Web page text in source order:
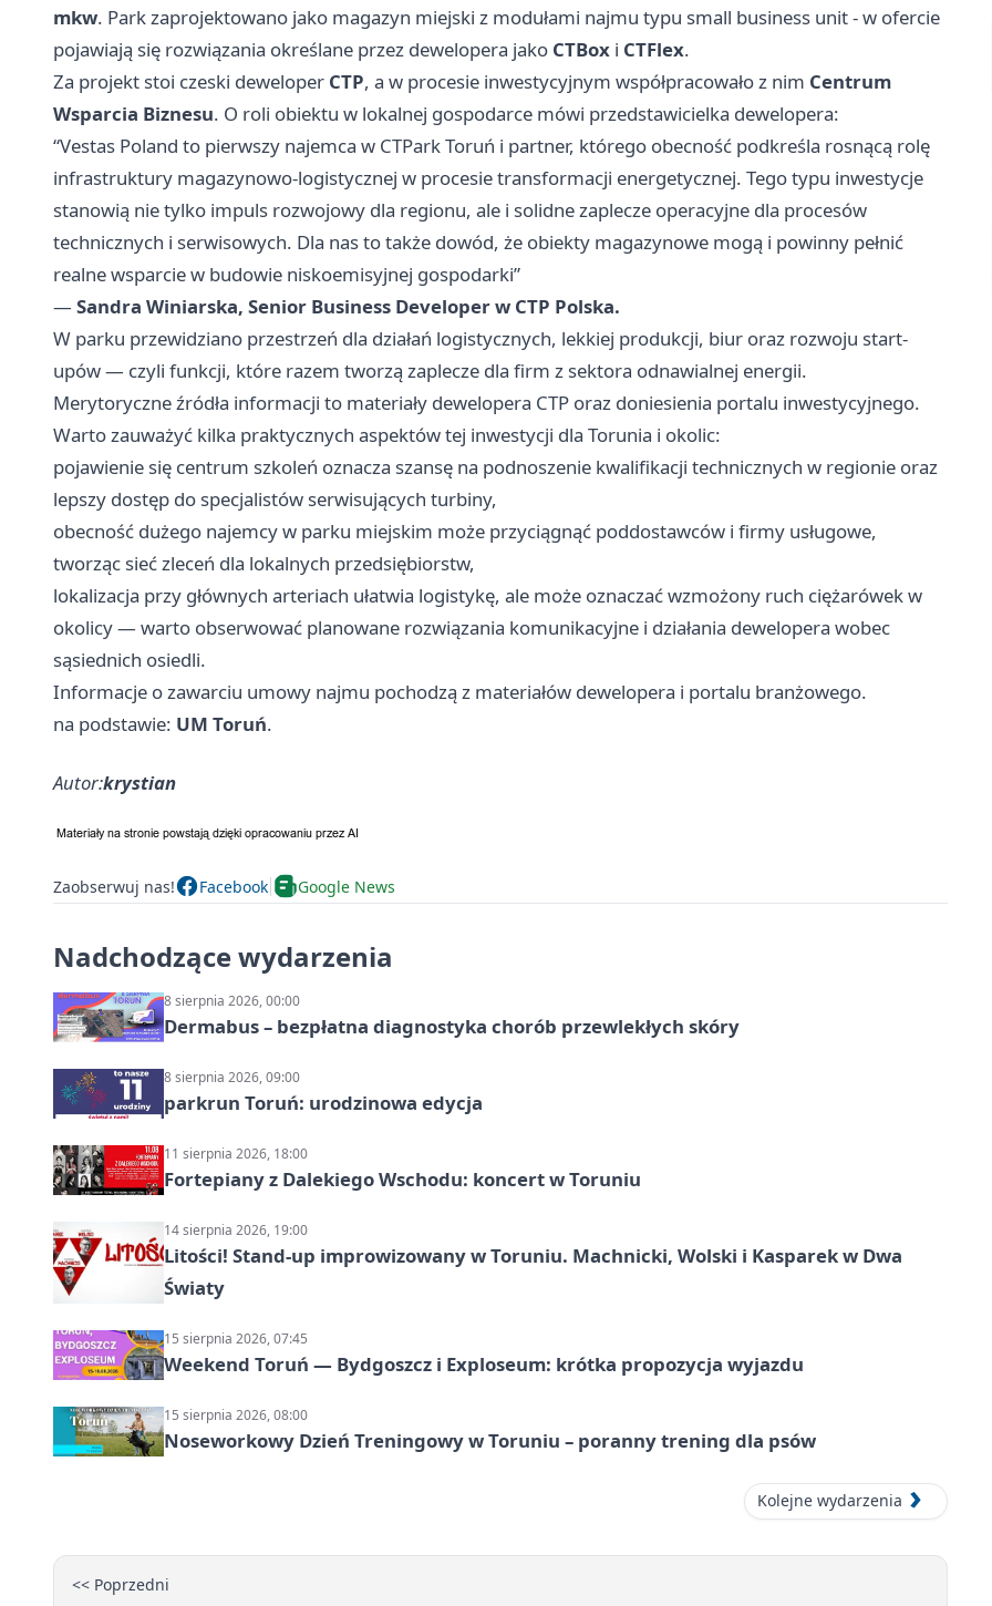
mkw. Park zaprojektowano jako magazyn miejski z modułami najmu typu small business unit - w ofercie
pojawiają się rozwiązania określane przez dewelopera jako CTBox i CTFlex.
Za projekt stoi czeski deweloper CTP, a w procesie inwestycyjnym współpracowało z nim Centrum
Wsparcia Biznesu. O roli obiektu w lokalnej gospodarce mówi przedstawicielka dewelopera:
“Vestas Poland to pierwszy najemca w CTPark Toruń i partner, którego obecność podkreśla rosnącą rolę
infrastruktury magazynowo-logistycznej w procesie transformacji energetycznej. Tego typu inwestycje
stanowią nie tylko impuls rozwojowy dla regionu, ale i solidne zaplecze operacyjne dla procesów
technicznych i serwisowych. Dla nas to także dowód, że obiekty magazynowe mogą i powinny pełnić
realne wsparcie w budowie niskoemisyjnej gospodarki”
— Sandra Winiarska, Senior Business Developer w CTP Polska.
W parku przewidziano przestrzeń dla działań logistycznych, lekkiej produkcji, biur oraz rozwoju start-
upów — czyli funkcji, które razem tworzą zaplecze dla firm z sektora odnawialnej energii.
Merytoryczne źródła informacji to materiały dewelopera CTP oraz doniesienia portalu inwestycyjnego.
Warto zauważyć kilka praktycznych aspektów tej inwestycji dla Torunia i okolic:
pojawienie się centrum szkoleń oznacza szansę na podnoszenie kwalifikacji technicznych w regionie oraz
lepszy dostęp do specjalistów serwisujących turbiny,
obecność dużego najemcy w parku miejskim może przyciągnąć poddostawców i firmy usługowe,
tworząc sieć zleceń dla lokalnych przedsiębiorstw,
lokalizacja przy głównych arteriach ułatwia logistykę, ale może oznaczać wzmożony ruch ciężarówek w
okolicy — warto obserwować planowane rozwiązania komunikacyjne i działania dewelopera wobec
sąsiednich osiedli.
Informacje o zawarciu umowy najmu pochodzą z materiałów dewelopera i portalu branżowego.
na podstawie: UM Toruń.
Autor:krystian
Zaobserwuj nas! Facebook Google News
Nadchodzące wydarzenia
8 sierpnia 2026, 00:00
Dermabus – bezpłatna diagnostyka chorób przewlekłych skóry
8 sierpnia 2026, 09:00
parkrun Toruń: urodzinowa edycja
11 sierpnia 2026, 18:00
Fortepiany z Dalekiego Wschodu: koncert w Toruniu
14 sierpnia 2026, 19:00
Litości! Stand-up improwizowany w Toruniu. Machnicki, Wolski i Kasparek w Dwa
Światy
15 sierpnia 2026, 07:45
Weekend Toruń — Bydgoszcz i Exploseum: krótka propozycja wyjazdu
15 sierpnia 2026, 08:00
Noseworkowy Dzień Treningowy w Toruniu – poranny trening dla psów
Kolejne wydarzenia
<< Poprzedni